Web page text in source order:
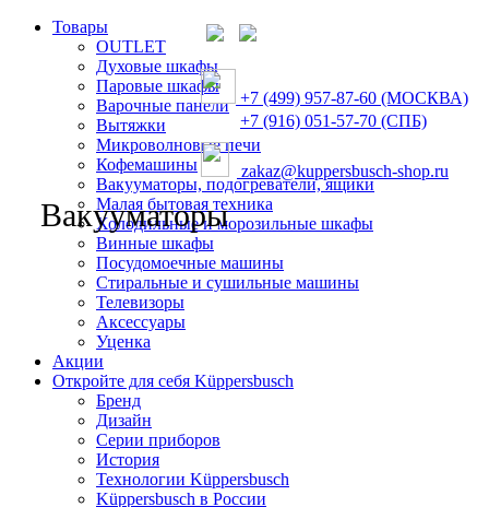
Товары
OUTLET
Духовые шкафы
Паровые шкафы
Варочные панели
Вытяжки
Микроволновые печи
Кофемашины
Вакууматоры, подогреватели, ящики
Малая бытовая техника
Холодильные и морозильные шкафы
Винные шкафы
Посудомоечные машины
Стиральные и сушильные машины
Телевизоры
Аксессуары
Уценка
Акции
Откройте для себя Küppersbusch
Бренд
Дизайн
Серии приборов
История
Технологии Küppersbusch
Küppersbusch в России
Вакууматоры
+7 (499) 957-87-60 (МОСКВА)
+7 (916) 051-57-70 (СПБ)
zakaz@kuppersbusch-shop.ru